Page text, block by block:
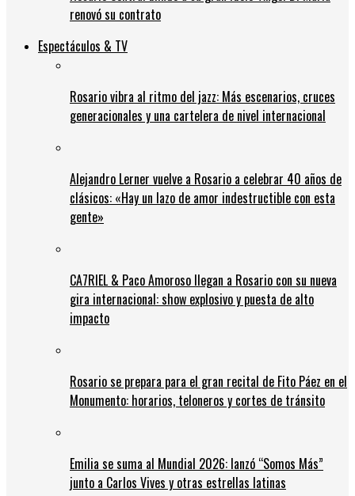
renovó su contrato
Espectáculos & TV
Rosario vibra al ritmo del jazz: Más escenarios, cruces
generacionales y una cartelera de nivel internacional
Alejandro Lerner vuelve a Rosario a celebrar 40 años de
clásicos: «Hay un lazo de amor indestructible con esta
gente»
CA7RIEL & Paco Amoroso llegan a Rosario con su nueva
gira internacional: show explosivo y puesta de alto
impacto
Rosario se prepara para el gran recital de Fito Páez en el
Monumento: horarios, teloneros y cortes de tránsito
Emilia se suma al Mundial 2026: lanzó “Somos Más”
junto a Carlos Vives y otras estrellas latinas